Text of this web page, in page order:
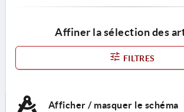
- bleu
- gris clair
Affiner la sélection des
FILTRES
Afficher / masquer le schéma